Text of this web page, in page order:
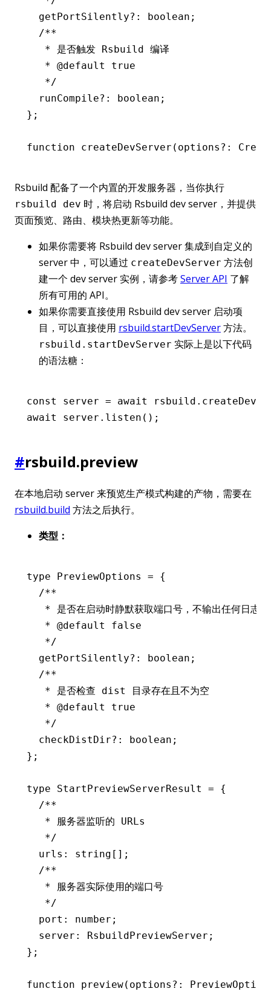
  getPortSilently
?: boolean ;
  /**
   * 是否触发 Rsbuild 编译
   *
@default
true
   */
  runCompile
?: boolean ;
};
function createDevServer (options ?:
Rsbuild 配备了一个内置的开发服务器，当你执行
rsbuild dev 时，将启动 Rsbuild dev server，并提供
页面预览、路由、模块热更新等功能。
如果你需要将 Rsbuild dev server 集成到自定义的
server 中，可以通过 createDevServer 方法创
建一个 dev server 实例，请参考Server API 了解
所有可用的 API。
如果你需要直接使用 Rsbuild dev server 启动项
目，可以直接使用 rsbuild.startDevServer方法。
rsbuild.startDevServer 实际上是以下代码
的语法糖：
const server = await rsbuild
await
server .listen ();
#rsbuild.preview
在本地启动 server 来预览生产模式构建的产物，需要在
rsbuild.build 方法之后执行。
类型：
type PreviewOptions = {
  /**
   * 是否在启动时静默获取端口号，不输出任何日志
   *
@default
false
   */
  getPortSilently
?: boolean ;
  /**
   * 是否检查 dist 目录存在且不为空
   *
@default
true
   */
  checkDistDir
?: boolean ;
};
type StartPreviewServerResult = {
  /**
   * 服务器监听的 URLs
   */
  urls
: string [];
  /**
   * 服务器实际使用的端口号
   */
  port
: number ;
  server
: RsbuildPreviewServer ;
};
function preview(options ?: